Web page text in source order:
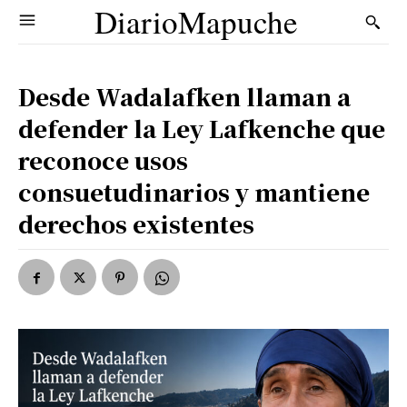
DiarioMapuche
Desde Wadalafken llaman a
defender la Ley Lafkenche que
reconoce usos
consuetudinarios y mantiene
derechos existentes